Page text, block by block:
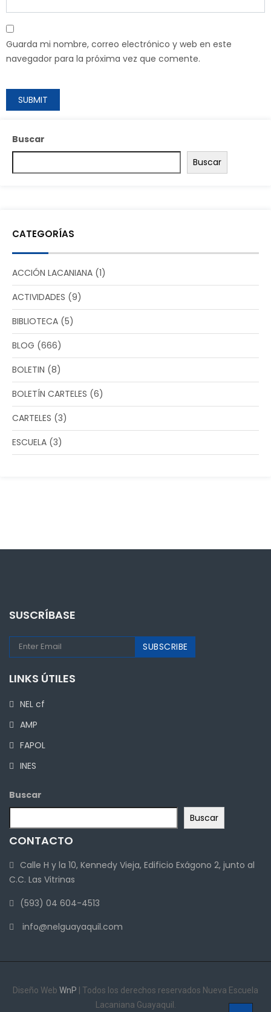
Guarda mi nombre, correo electrónico y web en este
navegador para la próxima vez que comente.
Buscar
Buscar
CATEGORÍAS
ACCIÓN LACANIANA (1)
ACTIVIDADES (9)
BIBLIOTECA (5)
BLOG (666)
BOLETIN (8)
BOLETÍN CARTELES (6)
CARTELES (3)
ESCUELA (3)
SUSCRÍBASE
LINKS ÚTILES
NEL cf
AMP
FAPOL
INES
Buscar
Buscar
CONTACTO
Calle H y la 10, Kennedy Vieja, Edificio Exágono 2, junto al
C.C. Las Vitrinas
(593) 04 604-4513
info@nelguayaquil.com
Diseño Web WnP
| Todos los derechos reservados Nueva Escuela
Lacaniana Guayaquil.